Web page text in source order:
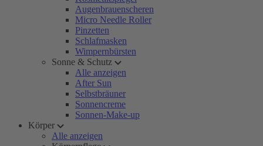
Augenbrauenscheren
Micro Needle Roller
Pinzetten
Schlafmasken
Wimpernbürsten
Sonne & Schutz
Alle anzeigen
After Sun
Selbstbräuner
Sonnencreme
Sonnen-Make-up
Körper
Alle anzeigen